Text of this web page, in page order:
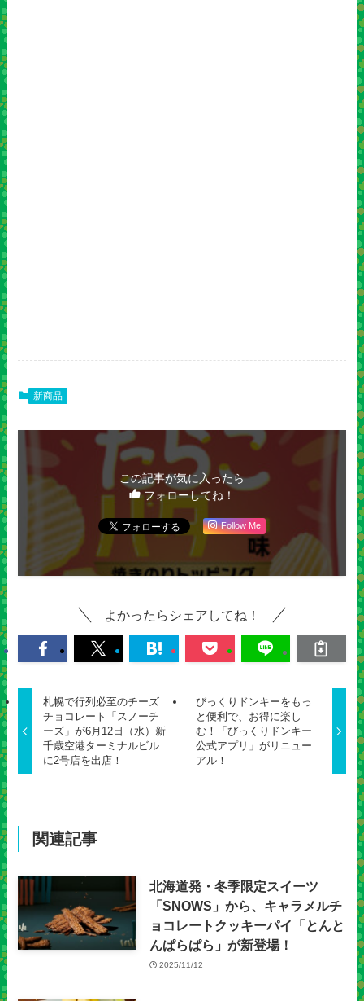
新商品
この記事が気に入ったら
フォローしてね！
Follow Me
よかったらシェアしてね！
札幌で行列必至のチーズ
チョコレート「スノーチ
ーズ」が6月12日（水）新
千歳空港ターミナルビル
に2号店を出店！
びっくりドンキーをもっ
と便利で、お得に楽し
む！「びっくりドンキー
公式アプリ」がリニュー
アル！
関連記事
北海道発・冬季限定スイーツ
「SNOWS」から、キャラメルチ
ョコレートクッキーパイ「とんと
んぱらぱら」が新登場！
2025/11/12